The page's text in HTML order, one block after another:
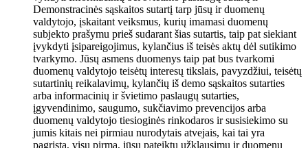
Demonstracinės sąskaitos sutartį tarp jūsų ir duomenų
valdytojo, įskaitant veiksmus, kurių imamasi duomenų
subjekto prašymu prieš sudarant šias sutartis, taip pat siekiant
įvykdyti įsipareigojimus, kylančius iš teisės aktų dėl sutikimo
tvarkymo. Jūsų asmens duomenys taip pat bus tvarkomi
duomenų valdytojo teisėtų interesų tikslais, pavyzdžiui, teisėtų
sutartinių reikalavimų, kylančių iš demo sąskaitos sutarties
arba informacinių ir švietimo paslaugų sutarties,
įgyvendinimo, saugumo, sukčiavimo prevencijos arba
duomenų valdytojo tiesioginės rinkodaros ir susisiekimo su
jumis kitais nei pirmiau nurodytais atvejais, kai tai yra
pagrįsta, visų pirma, jūsų pateiktu užklausimu ir duomenų